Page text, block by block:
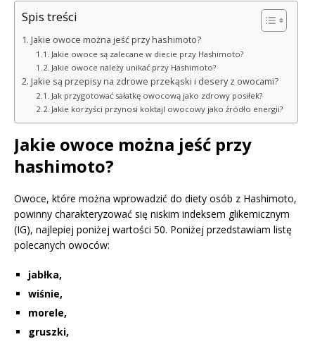
Spis treści
Jakie owoce można jeść przy hashimoto?
Jakie owoce są zalecane w diecie przy Hashimoto?
Jakie owoce należy unikać przy Hashimoto?
Jakie są przepisy na zdrowe przekąski i desery z owocami?
Jak przygotować sałatkę owocową jako zdrowy posiłek?
Jakie korzyści przynosi koktajl owocowy jako źródło energii?
Jakie owoce można jeść przy
hashimoto?
Owoce, które można wprowadzić do diety osób z Hashimoto,
powinny charakteryzować się niskim indeksem glikemicznym
(IG), najlepiej poniżej wartości 50. Poniżej przedstawiam listę
polecanych owoców:
jabłka,
wiśnie,
morele,
gruszki,